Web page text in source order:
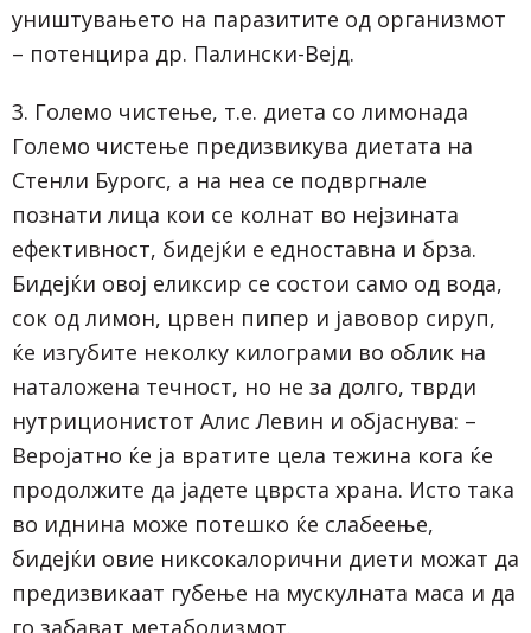
уништувањето на паразитите од организмот
– потенцира др. Палински-Вејд.
3. Големо чистење, т.е. диета со лимонада
Големо чистење предизвикува диетата на
Стенли Бурогс, а на неа се подвргнале
познати лица кои се колнат во нејзината
ефективност, бидејќи е едноставна и брза.
Бидејќи овој еликсир се состои само од вода,
сок од лимон, црвен пипер и јавовор сируп,
ќе изгубите неколку килограми во облик на
наталожена течност, но не за долго, тврди
нутриционистот Алис Левин и објаснува: –
Веројатно ќе ја вратите цела тежина кога ќе
продолжите да јадете цврста храна. Исто така
во иднина може потешко ќе слабеење,
бидејќи овие никсокалорични диети можат да
предизвикаат губење на мускулната маса и да
го забават метаболизмот.